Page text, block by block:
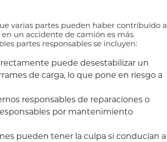
varias partes pueden haber contribuido a
un accidente de camión es más
partes responsables se incluyen:
puede desestabilizar un
de carga, lo que pone en riesgo a
responsables de reparaciones o
por mantenimiento
pueden tener la culpa si conducían a